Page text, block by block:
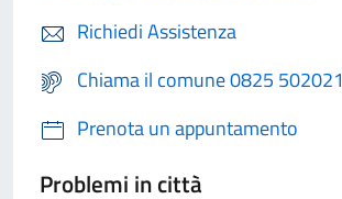
Richiedi Assistenza
Chiama il comune 0825 502021
Prenota un appuntamento
Problemi in città